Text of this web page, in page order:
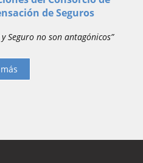
de Seguros
Seguro no son antagónicos”